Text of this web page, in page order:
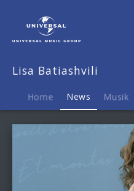
Batiashvili
News
Lisa Batiashvili
Home News Musik